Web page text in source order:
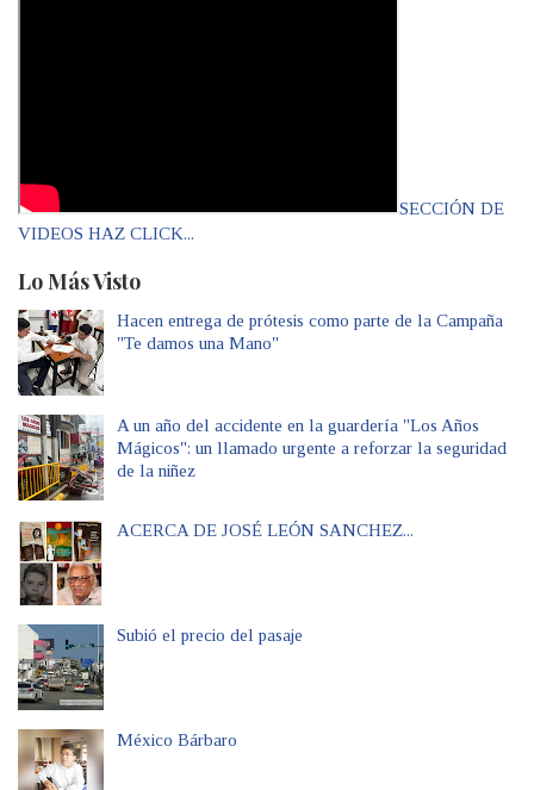
SECCIÓN DE
VIDEOS HAZ CLICK...
Lo Más Visto
Hacen entrega de prótesis como parte de la Campaña
"Te damos una Mano"
A un año del accidente en la guardería "Los Años
Mágicos": un llamado urgente a reforzar la seguridad
de la niñez
ACERCA DE JOSÉ LEÓN SANCHEZ...
Subió el precio del pasaje
México Bárbaro